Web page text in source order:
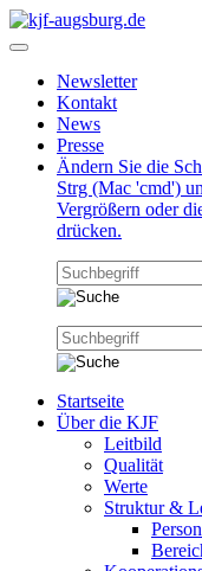
Newsletter
Kontakt
News
Presse
Ändern Sie die
Strg (Mac 'cmd')
Vergrößern oder
drücken.
Startseite
Über die KJF
Leitbild
Qualität
Werte
Struktur &